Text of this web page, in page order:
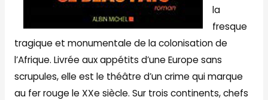
la
fresque
tragique et monumentale de la colonisation de
l’Afrique. Livrée aux appétits d’une Europe sans
scrupules, elle est le théâtre d’un crime qui marque
au fer rouge le XXe siècle. Sur trois continents, chefs